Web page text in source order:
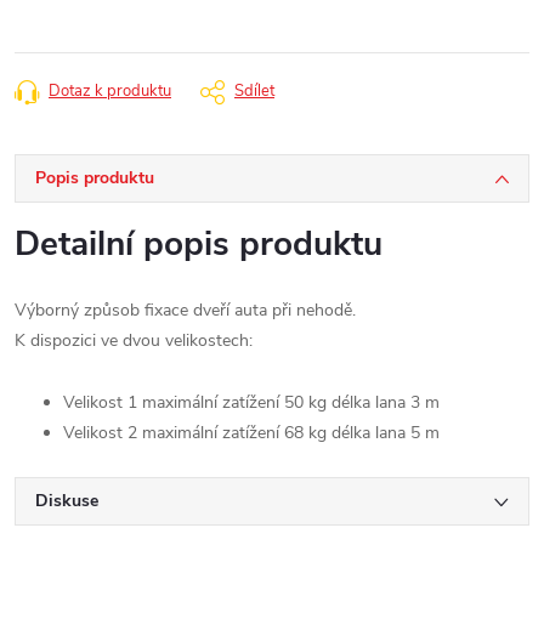
Dotaz k produktu Sdílet
Popis produktu
Detailní popis produktu
Výborný způsob fixace dveří auta při nehodě.
K dispozici ve dvou velikostech:
Velikost 1 maximální zatížení 50 kg délka lana 3 m
Velikost 2 maximální zatížení 68 kg délka lana 5 m
Diskuse